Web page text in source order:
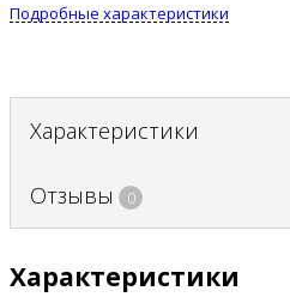
Подробные характеристики
Характеристики
Отзывы 0
Характеристики